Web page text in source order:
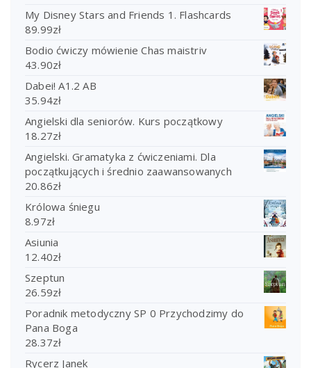
My Disney Stars and Friends 1. Flashcards
89.99zł
Bodio ćwiczy mówienie Chas maistriv
43.90zł
Dabei! A1.2 AB
35.94zł
Angielski dla seniorów. Kurs początkowy
18.27zł
Angielski. Gramatyka z ćwiczeniami. Dla
początkujących i średnio zaawansowanych
20.86zł
Królowa śniegu
8.97zł
Asiunia
12.40zł
Szeptun
26.59zł
Poradnik metodyczny SP 0 Przychodzimy do
Pana Boga
28.37zł
Rycerz Janek